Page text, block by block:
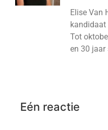
Elise Van
kandidaat
Tot
en 30
Eén reactie